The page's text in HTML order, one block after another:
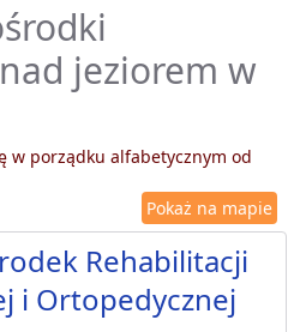
jeziorem w
w porządku alfabetycznym od
Pokaż na mapie
Rehabilitacji
i Ortopedycznej